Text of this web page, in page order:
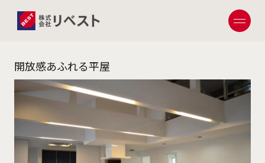
開放感あふれる平屋